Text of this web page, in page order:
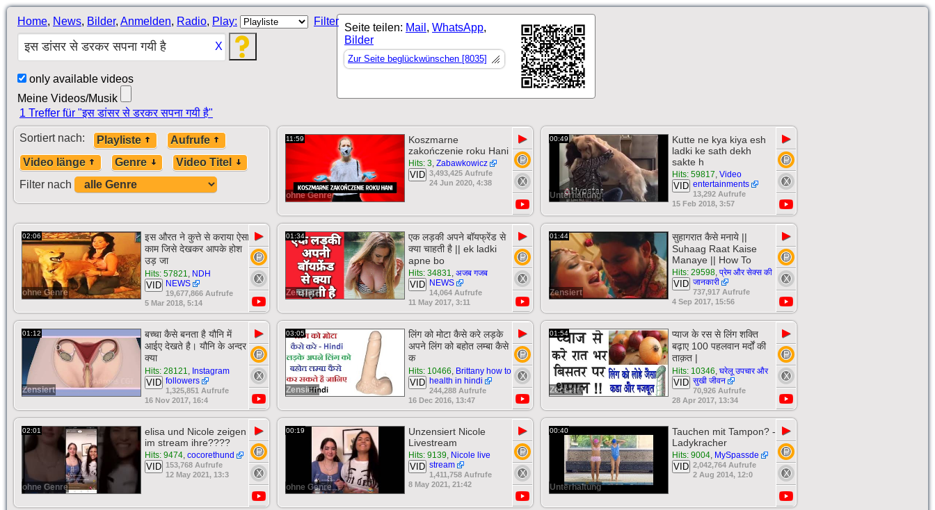
Home, News, Bilder, Anmelden, Radio, Play: Filter
X
only available videos
Meine Videos/Musik
1 Treffer für "इस डांसर से डरकर सपना गयी है"
Seite teilen: Mail , WhatsApp,
Bilder
Zur Seite beglückwünschen [8035]
Sortiert nach: Playliste
Aufrufe
Video länge
Genre
Video Titel
Filter nach
11:59
ohne Genre
Koszmarne
zakończenie roku Hani
Hits: 3, Zabawkowicz
VID 3,493,425 Aufrufe
24 Jun 2020, 4:38
▶ 00:49
Unterhaltung
Kutte ne kya kiya esh
ladki ke sath dekh
sakte h
Hits: 59817, Video
entertainments
VID
13,292 Aufrufe
15 Feb 2018, 3:57
▶
02:06
ohne Genre
इस औरत ने कुत्ते से कराया ऐसा
काम जिसे देखकर आपके होश
उड़ जा
Hits: 57821, NDH
NEWS
VID
19,677,866 Aufrufe
5 Mar 2018, 5:14
▶ 01:34
Zensiert
एक लड़की अपने बॉयफ्रेंड से
क्या चाहती है || ek ladki
apne bo
Hits: 34831, अजब गजब
NEWS
VID
14,064 Aufrufe
11 May 2017, 3:11
▶ 01:44
Zensiert
सुहागरात कैसे मनाये ||
Suhaag Raat Kaise
Manaye || How To
Hits: 29598, प्रेम और सेक्स की
जानकारी
VID
737,917 Aufrufe
4 Sep 2017, 15:56
▶
01:12
Zensiert
बच्चा कैसे बनता है यौनि में
आईए देखते है। यौनि के अन्दर
क्या
Hits: 28121, Instagram
followers
VID
1,325,851 Aufrufe
16 Nov 2017, 16:4
▶ 03:05
Zensiert
लिंग को मोटा कैसे करे लड़के
अपने लिंग को बहोत लम्बा कैसे
क
Hits: 10466, Brittany how to
health in hindi
VID
244,288 Aufrufe
16 Dec 2016, 13:47
▶ 01:54
Zensiert
प्याज के रस से लिंग शक्ति
बढ़ाए 100 पहलवान मर्दों की
ताक़त |
Hits: 10346, घरेलू उपचार और
सुखी जीवन
VID
70,926 Aufrufe
28 Apr 2017, 13:34
▶
02:01
ohne Genre
elisa und Nicole zeigen
im stream ihre????
Hits: 9474, cocorethund
VID 153,768 Aufrufe
12 May 2021, 13:3
▶ 00:19
ohne Genre
Unzensiert Nicole
Livestream
Hits: 9139, Nicole live
stream
VID
1,411,758 Aufrufe
8 May 2021, 21:42
▶ 00:40
Unterhaltung
Tauchen mit Tampon? -
Ladykracher
Hits: 9004, MySpassde
VID 2,042,764 Aufrufe
2 Aug 2014, 12:0
▶